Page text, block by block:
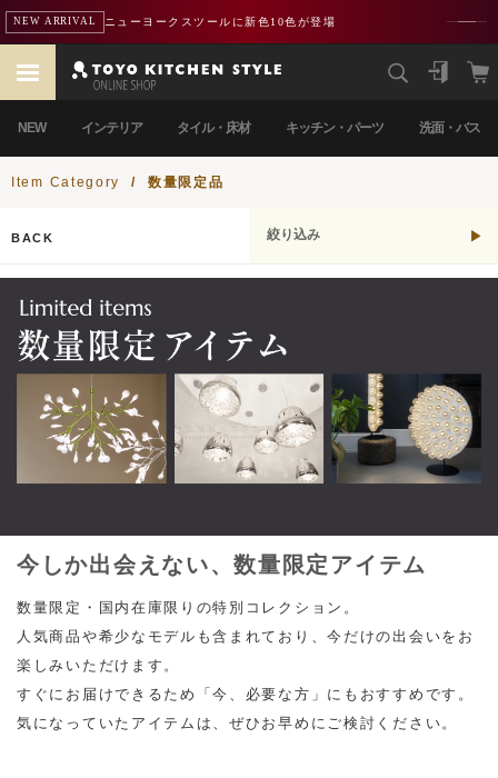
NEW ARRIVAL ニューヨークスツールに新色10色が登場
NEW インテリア タイル・床材 キッチン・パーツ 洗面・バス
Item Category / 数量限定品
BACK 絞り込み
今しか出会えない、数量限定アイテム
数量限定・国内在庫限りの特別コレクション。
人気商品や希少なモデルも含まれており、今だけの出会いをお
楽しみいただけます。
すぐにお届けできるため「今、必要な方」にもおすすめです。
気になっていたアイテムは、ぜひお早めにご検討ください。